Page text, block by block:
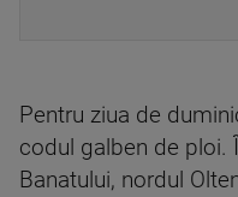
Pentru ziua de
codul galben de ploi.
Banatului, nordul